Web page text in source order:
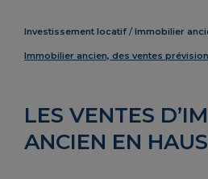
Investissement locatif Immobilier
Immobilier ancien, des ventes
LES VENTES
ANCIEN EN